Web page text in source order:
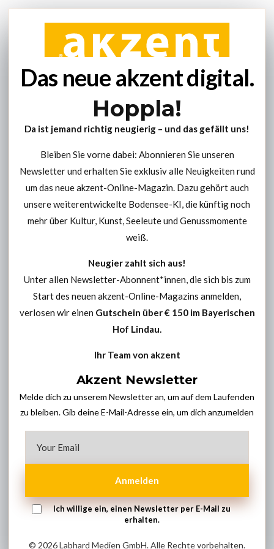
Das neue akzent digital.
Hoppla!
Da ist jemand richtig neugierig – und das gefällt uns!
Bleiben Sie vorne dabei: Abonnieren Sie unseren
Newsletter und erhalten Sie exklusiv alle Neuigkeiten rund
um das neue akzent-Online-Magazin. Dazu gehört auch
unsere weiterentwickelte Bodensee-KI, die künftig noch
mehr über Kultur, Kunst, Seeleute und Genussmomente
weiß.
Neugier zahlt sich aus!
Unter allen Newsletter-Abonnent*innen, die sich bis zum
Start des neuen akzent-Online-Magazins anmelden,
verlosen wir einen Gutschein über € 150 im Bayerischen
Hof Lindau.
Ihr Team von akzent
Akzent Newsletter
Melde dich zu unserem Newsletter an, um auf dem Laufenden
zu bleiben. Gib deine E-Mail-Adresse ein, um dich anzumelden
Ich willige ein, einen Newsletter per E-Mail zu
erhalten.
Anmelden
© 2026 Labhard Medien GmbH. Alle Rechte vorbehalten.